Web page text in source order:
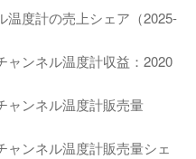
温度計の売上シェア（2025-
ャンネル温度計収益：2020
ャンネル温度計販売量
ャンネル温度計販売量シェ